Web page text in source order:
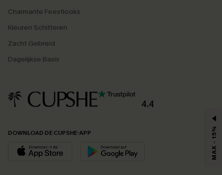
Charmante Feestlooks
Kleuren Schitteren
Zacht Gebreid
Dagelijkse Basis
4.4
DOWNLOAD DE CUPSHE-APP MAX - 15%